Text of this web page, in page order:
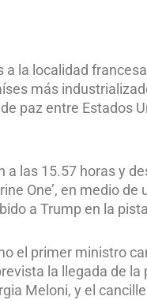
la localidad
más
paz entre Estados
a las 15.57 horas y
One’, en medio de
a Trump en la
el primer ministro
la llegada de la
Meloni, y el